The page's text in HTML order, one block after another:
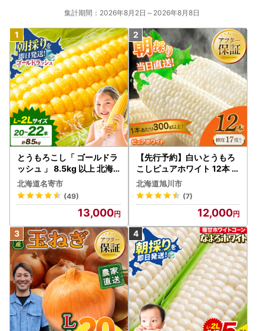
集計期間：2026年8月2日～2026年8月8日
とうもろこし「 ゴールドラ
ッシュ 」 8.5kg 以上 北海
道 名寄 スイートコーン
北海道名寄市
(49)
13,000
【先行予約】白いとうもろ
こしピュアホワイト 12本 3.
6kg（2026年8月下旬から
発送開始） とうもろこし
北海道旭川市
(7)
12,000